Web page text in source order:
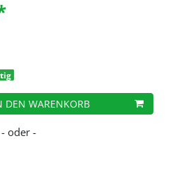
DEN WARENKORB